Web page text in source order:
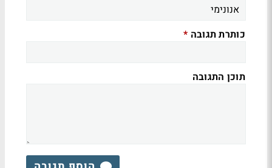
כותרת תגובה *
תוכן התגובה